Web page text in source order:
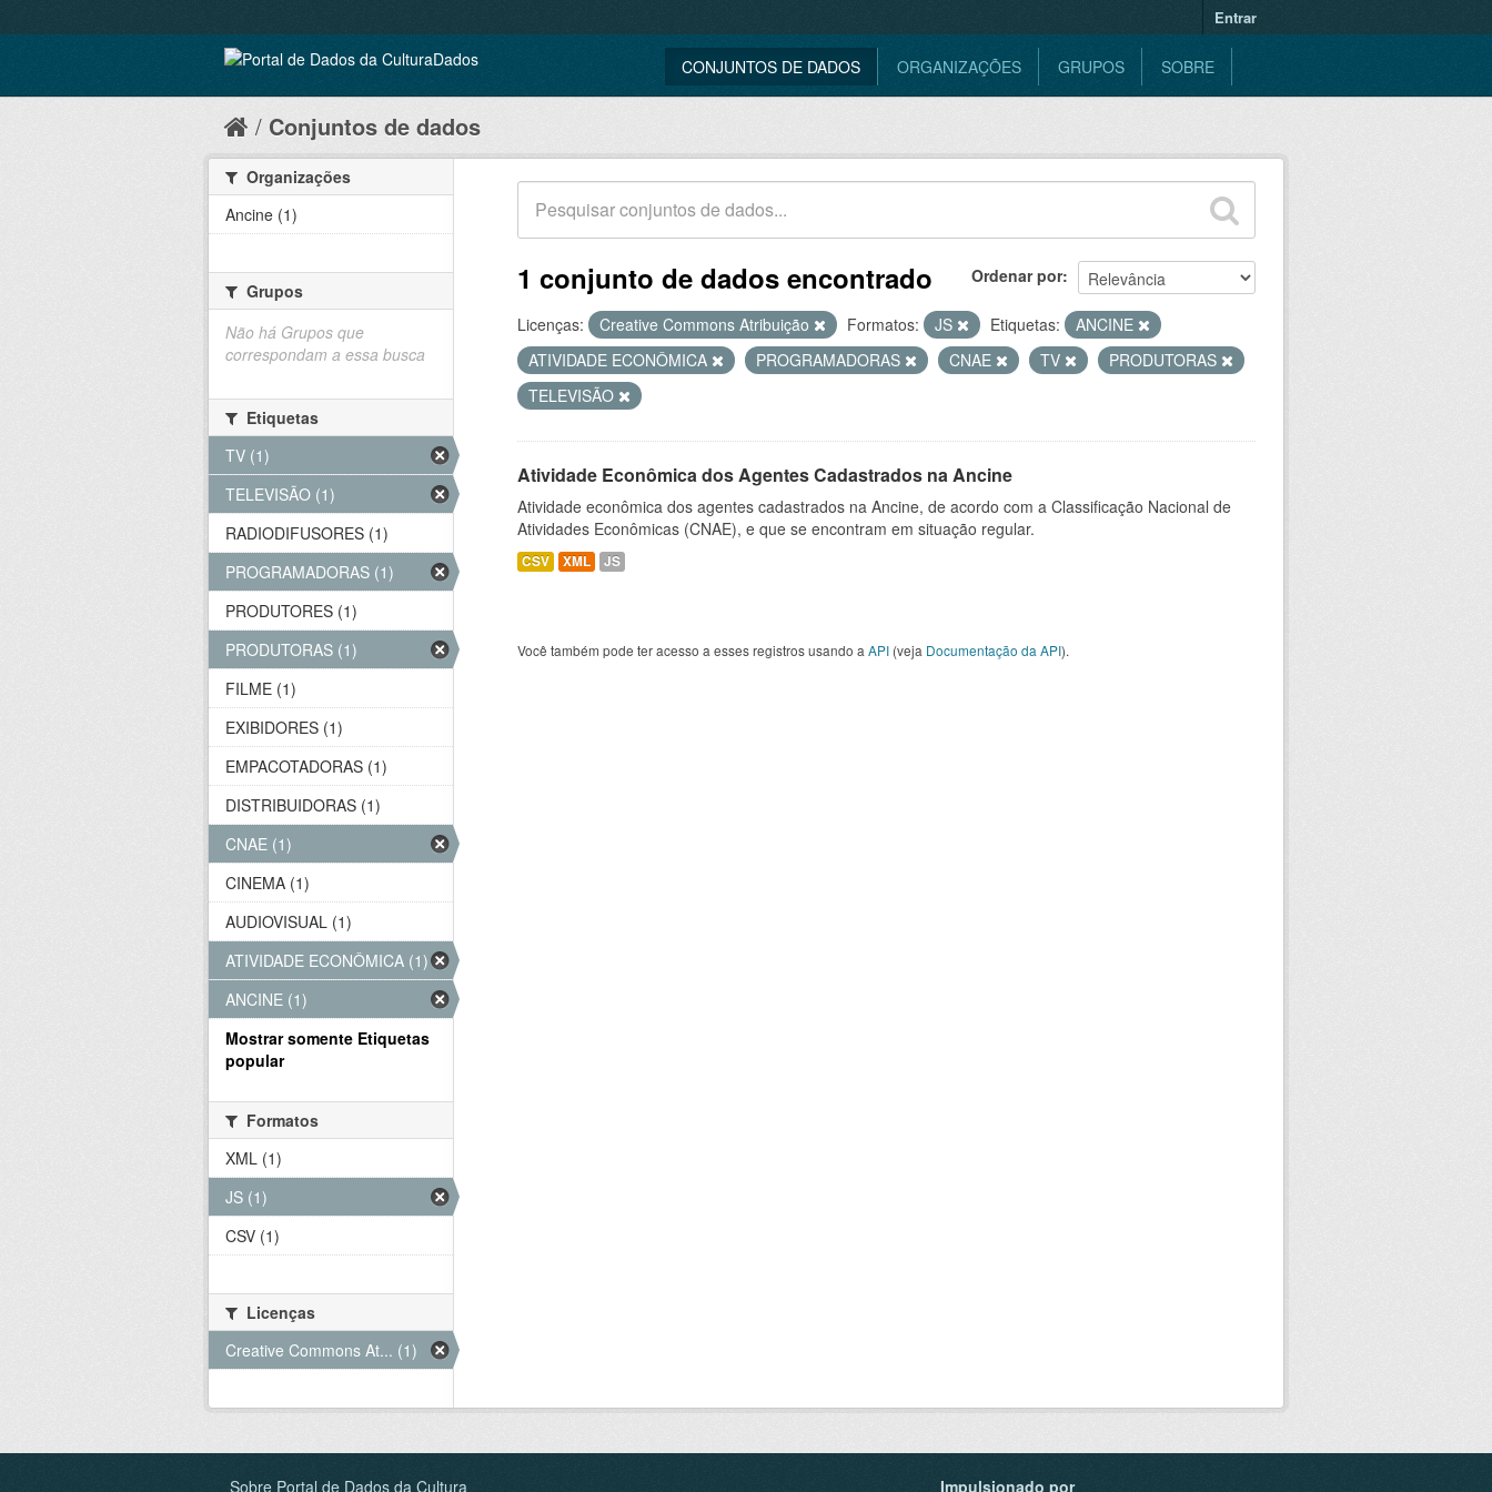
Entrar
CONJUNTOS DE DADOS ORGANIZAÇÕES GRUPOS SOBRE
Conjuntos de dados
Ordenar por
1 conjunto de dados encontrado
Licenças: Creative Commons Atribuição Formatos: JS Etiquetas:
ANCINE
ATIVIDADE ECONÔMICA
PROGRAMADORAS CNAE TV
PRODUTORAS
TELEVISÃO
Atividade Econômica dos Agentes Cadastrados na Ancine
Atividade econômica dos agentes cadastrados na Ancine, de acordo com a Classificação Nacional de
Atividades Econômicas (CNAE), e que se encontram em situação regular.
CSV XML JS
Você também pode ter acesso a esses registros usando a API (veja Documentação da API).
Organizações
Ancine (1)
Grupos
Não há Grupos que
correspondam a essa busca
Etiquetas
TV (1)
TELEVISÃO (1)
RADIODIFUSORES (1)
PROGRAMADORAS (1)
PRODUTORES (1)
PRODUTORAS (1)
FILME (1)
EXIBIDORES (1)
EMPACOTADORAS (1)
DISTRIBUIDORAS (1)
CNAE (1)
CINEMA (1)
AUDIOVISUAL (1)
ATIVIDADE ECONÔMICA (1)
ANCINE (1)
Mostrar somente Etiquetas
popular
Formatos
XML (1)
JS (1)
CSV (1)
Licenças
Creative Commons At... (1)
Sobre Portal de Dados da Cultura Impulsionado por